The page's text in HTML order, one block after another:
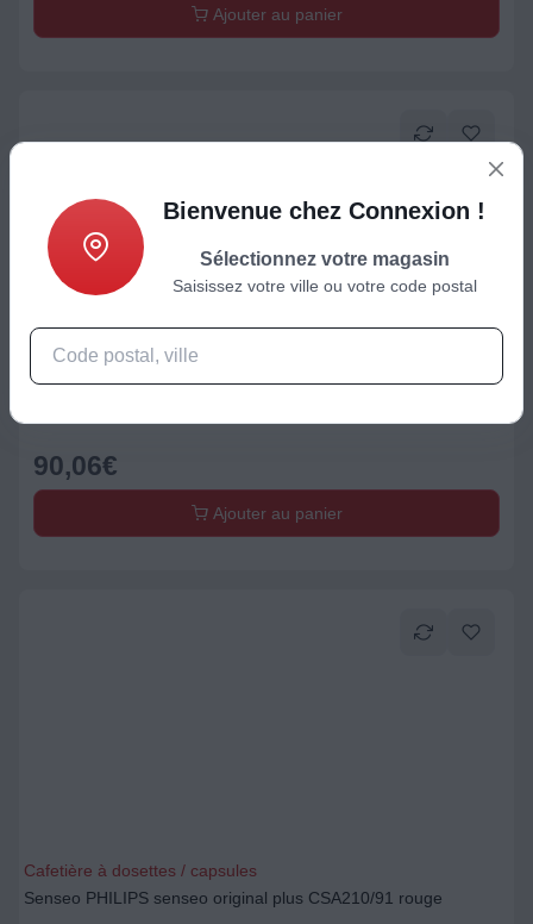
Ajouter au panier
Cafetière à dosettes / capsules
90,06€
Ajouter au panier
Cafetière à dosettes / capsules
Senseo PHILIPS senseo original plus CSA210/91 rouge
Bienvenue chez Connexion !
Sélectionnez votre magasin
Saisissez votre ville ou votre code postal